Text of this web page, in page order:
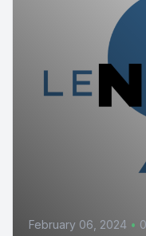
February 06, 2024 •